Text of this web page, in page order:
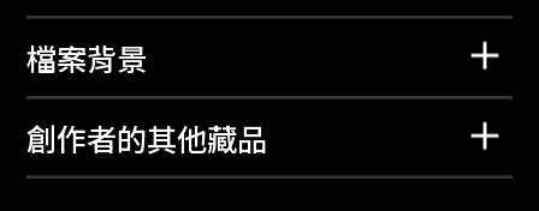
檔案背景
創作者的其他藏品